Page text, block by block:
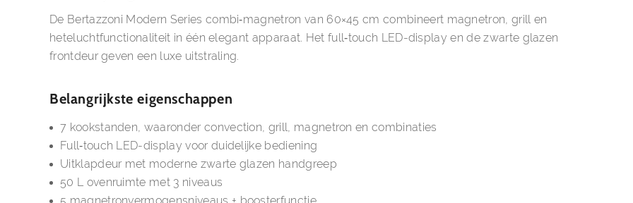
De Bertazzoni Modern Series combi‑magnetron van 60×45 cm combineert magnetron, grill en
heteluchtfunctionaliteit in één elegant apparaat. Het full‑touch LED-display en de zwarte glazen
frontdeur geven een luxe uitstraling.
Belangrijkste eigenschappen
7 kookstanden, waaronder convection, grill, magnetron en combinaties
Full‑touch LED-display voor duidelijke bediening
Uitklapdeur met moderne zwarte glazen handgreep
50 L ovenruimte met 3 niveaus